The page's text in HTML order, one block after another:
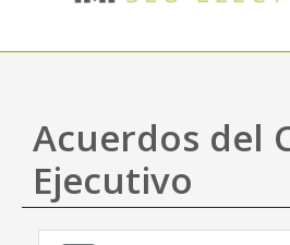
Acuerdos del
Ejecutivo